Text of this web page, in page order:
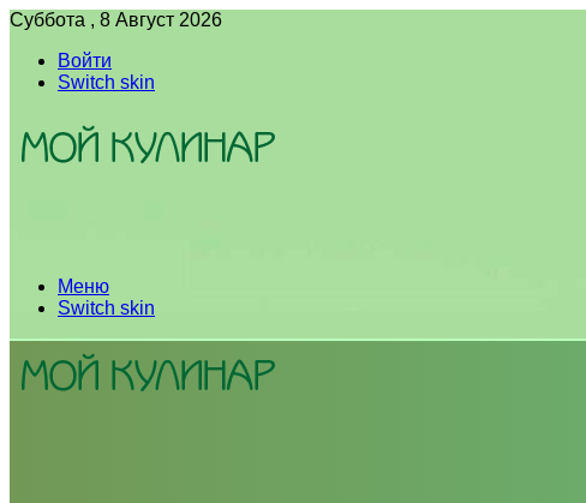
Суббота , 8 Август 2026
Войти
Switch skin
Меню
Switch skin